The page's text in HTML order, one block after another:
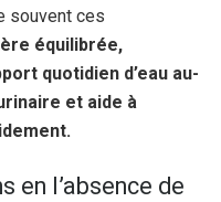
souvent ces
équilibrée,
quotidien d’eau au-
et aide à
en l’absence de